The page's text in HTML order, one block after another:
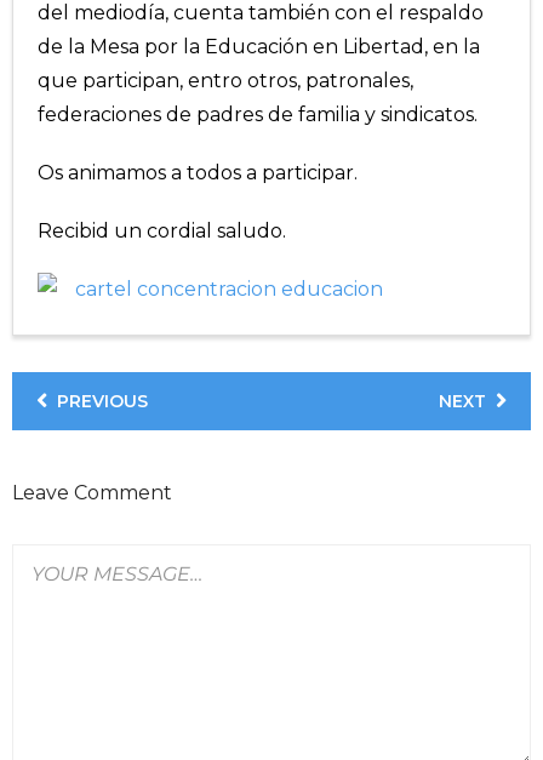
del mediodía, cuenta también con el respaldo
de la Mesa por la Educación en Libertad, en la
que participan, entro otros, patronales,
federaciones de padres de familia y sindicatos.
Os animamos a todos a participar.
Recibid un cordial saludo.
PREVIOUS NEXT
Leave Comment